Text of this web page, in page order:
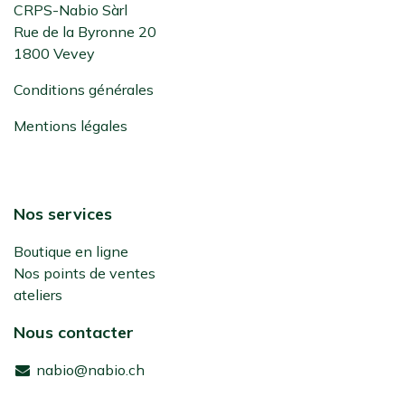
CRPS-Nabio Sàrl
Rue de la Byronne 20
1800 Vevey
Conditions générales
Mentions légales
Nos services
Boutique en ligne
Nos points de ventes
ateliers
Nous contacter
nabio@nabio.ch